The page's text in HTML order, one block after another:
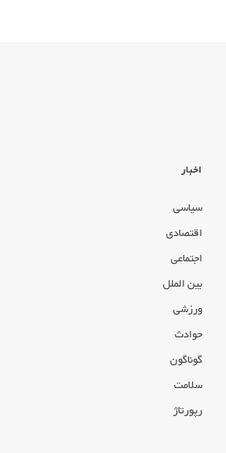
اخبار
سیاسی
اقتصادی
اجتماعی
بین الملل
ورزشی
حوادث
گوناگون
سلامت
رپورتاژ